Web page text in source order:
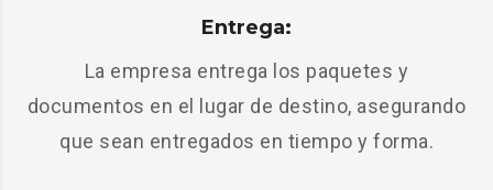
Entrega:
La empresa entrega los paquetes y
documentos en el lugar de destino, asegurando
que sean entregados en tiempo y forma.